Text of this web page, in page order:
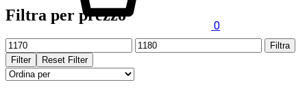
0
Filtra per prezzo
Prezzo
Min
Prezzo
Filtra
Filter
Reset Filter